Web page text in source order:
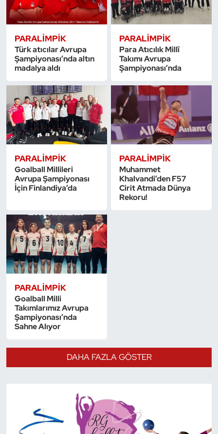
PARALIMPIK
Türk atıcılar Avrupa
Şampiyonası’nda altın
madalya aldı
PARALIMPIK
Para Atıcılık Millî
Takımı Avrupa
Şampiyonası’nda
PARALIMPIK
Goalball Millileri
Avrupa Şampiyonası
İçin Finlandiya’da
PARALIMPIK
Muhammet
Khalvandi’den F57
Cirit Atmada Dünya
Rekoru!
PARALIMPIK
Goalball Milli
Takımlarımız Avrupa
Şampiyonası’nda
Sahne Alıyor
DAHA FAZLA GÖSTER